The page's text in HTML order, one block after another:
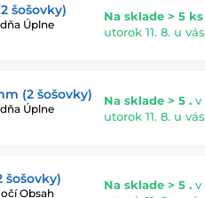
šošovky)
Úplne
Na sklade > 5 ks
utorok 11. 8. u vás
(2 šošovky)
Úplne
Na sklade > 5 . v
utorok 11. 8. u vás
šošovky)
Obsah
Na sklade > 5 . v